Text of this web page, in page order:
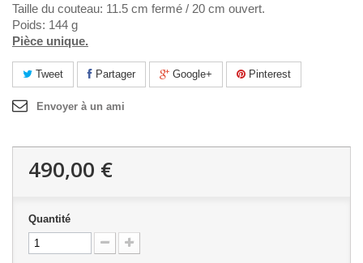
Taille du couteau: 11.5 cm fermé / 20 cm ouvert.
Poids: 144 g
Pièce unique.
Tweet Partager Google+ Pinterest
Envoyer à un ami
490,00 €
Quantité